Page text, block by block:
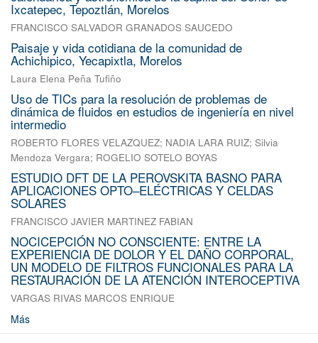
Ixcatepec, Tepoztlán, Morelos
FRANCISCO SALVADOR GRANADOS SAUCEDO
Paisaje y vida cotidiana de la comunidad de
Achichipico, Yecapixtla, Morelos
Laura Elena Peña Tufiño
Uso de TICs para la resolución de problemas de
dinámica de fluidos en estudios de ingeniería en nivel
intermedio
ROBERTO FLORES VELAZQUEZ; NADIA LARA RUIZ; Silvia
Mendoza Vergara; ROGELIO SOTELO BOYAS
ESTUDIO DFT DE LA PEROVSKITA BASNO PARA
APLICACIONES OPTO–ELÉCTRICAS Y CELDAS
SOLARES
FRANCISCO JAVIER MARTINEZ FABIAN
NOCICEPCIÓN NO CONSCIENTE: ENTRE LA
EXPERIENCIA DE DOLOR Y EL DAÑO CORPORAL,
UN MODELO DE FILTROS FUNCIONALES PARA LA
RESTAURACIÓN DE LA ATENCIÓN INTEROCEPTIVA
VARGAS RIVAS MARCOS ENRIQUE
Más